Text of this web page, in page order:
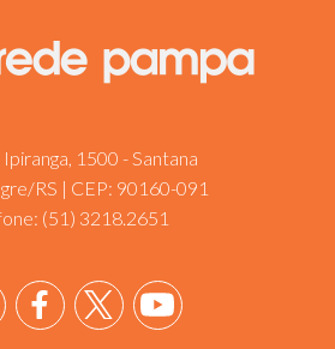
1500 - Santana
RS | CEP: 90160-091
(51) 3218.2651